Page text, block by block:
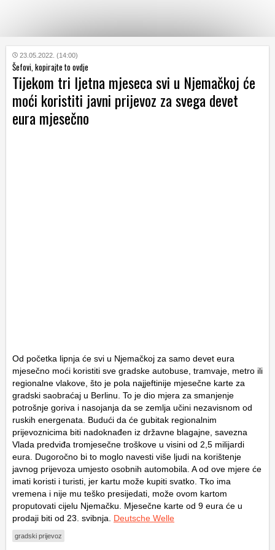
KATEGORIJE
HRVATSKI
WEB
23.05.2022. (14:00)
Šefovi, kopirajte to ovdje
Tijekom tri ljetna mjeseca svi u Njemačkoj će
moći koristiti javni prijevoz za svega devet
eura mjesečno
Od početka lipnja će svi u Njemačkoj za samo devet eura
mjesečno moći koristiti sve gradske autobuse, tramvaje, metro ili
regionalne vlakove, što je pola najjeftinije mjesečne karte za
gradski saobraćaj u Berlinu. To je dio mjera za smanjenje
potrošnje goriva i nasojanja da se zemlja učini nezavisnom od
ruskih energenata. Budući da će gubitak regionalnim
prijevoznicima biti nadoknađen iz državne blagajne, savezna
Vlada predviđa tromjesečne troškove u visini od 2,5 milijardi
eura. Dugoročno bi to moglo navesti više ljudi na korištenje
javnog prijevoza umjesto osobnih automobila. A od ove mjere će
imati koristi i turisti, jer kartu može kupiti svatko. Tko ima
vremena i nije mu teško presijedati, može ovom kartom
proputovati cijelu Njemačku. Mjesečne karte od 9 eura će u
prodaji biti od 23. svibnja. Deutsche Welle
gradski prijevoz